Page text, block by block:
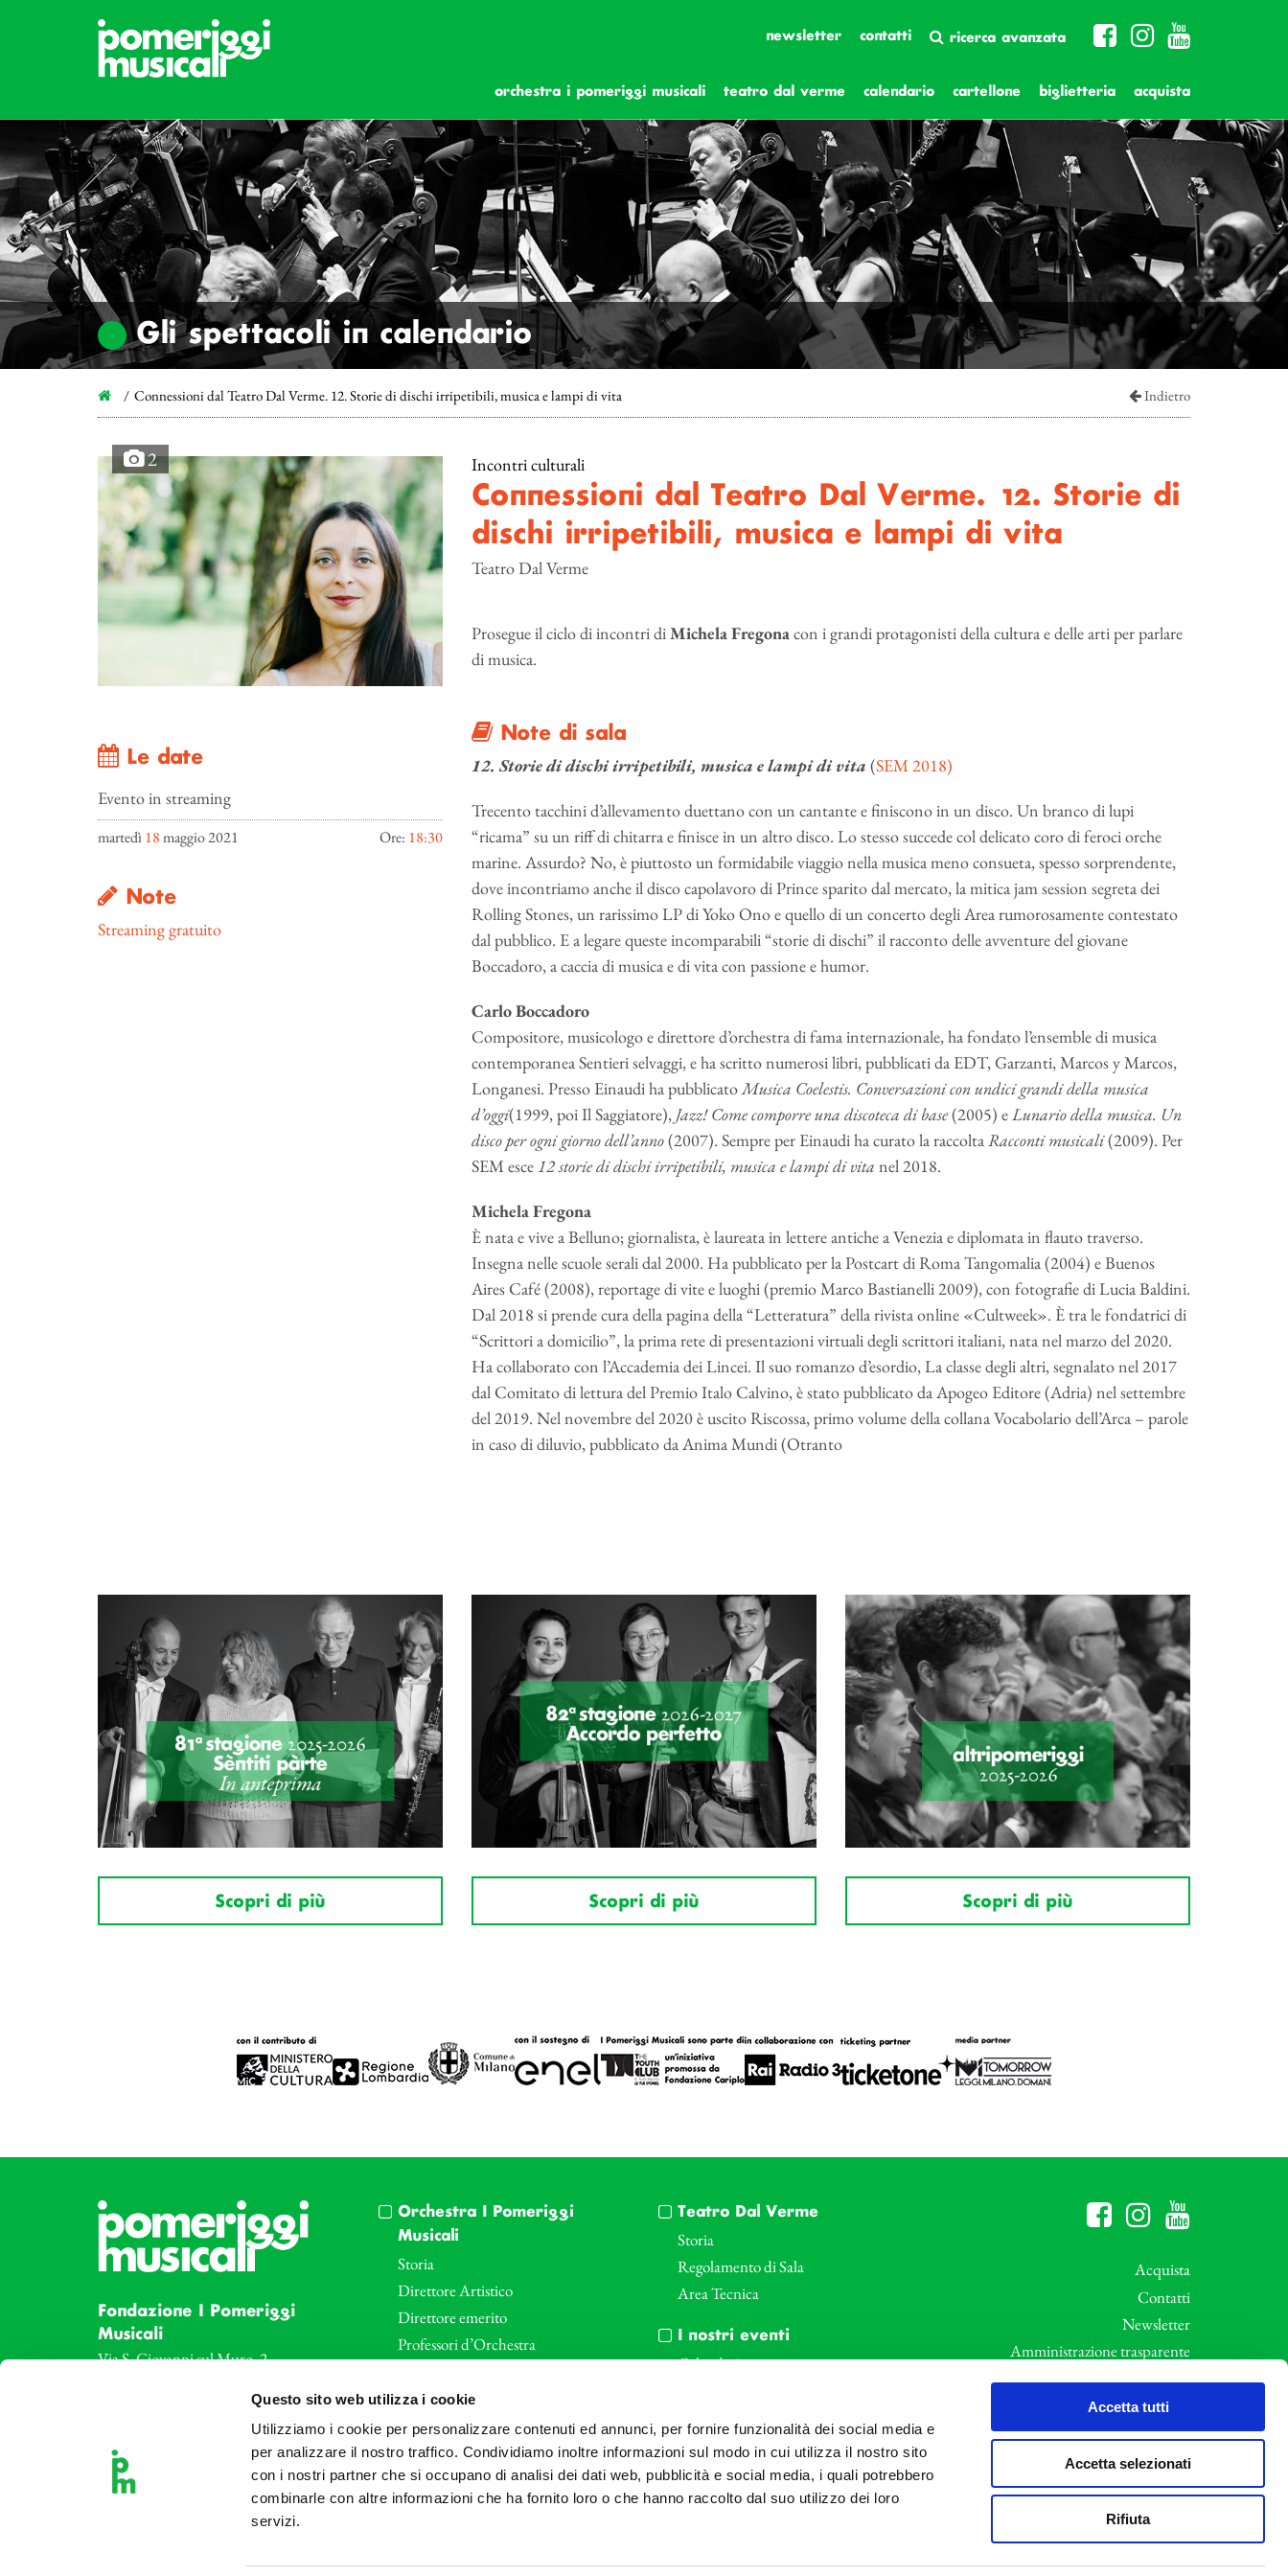
Questo sito web utilizza i cookie
Utilizziamo i cookie per personalizzare contenuti ed annunci, per fornire funzionalità dei social media e
per analizzare il nostro traffico. Condividiamo inoltre informazioni sul modo in cui utilizza il nostro sito
con i nostri partner che si occupano di analisi dei dati web, pubblicità e social media, i quali potrebbero
combinarle con altre informazioni che ha fornito loro o che hanno raccolto dal suo utilizzo dei loro
servizi.
Accetta tutti
Accetta selezionati
Rifiuta
newsletter contatti ricerca avanzata
orchestra i pomeriggi musicali teatro dal verme calendario cartellone biglietteria acquista
Gli spettacoli in calendario
Connessioni dal Teatro Dal Verme. 12. Storie di dischi irripetibili, musica e lampi di vita Indietro
2
Le date
Evento in streaming
martedì18maggio 2021 Ore: 18:30
Note
Streaming gratuito
Incontri culturali
Connessioni dal Teatro Dal Verme. 12. Storie di
dischi irripetibili, musica e lampi di vita
Teatro Dal Verme
Prosegue il ciclo di incontri diMichela Fregonacon i grandi protagonisti della cultura e delle arti per parlare
di musica.
Note di sala
12. Storie di dischi irripetibili, musica e lampi di vita (SEM 2018)
Trecento tacchini d’allevamento duettano con un cantante e finiscono in un disco. Un branco di lupi
“ricama” su un riff di chitarra e finisce in un altro disco. Lo stesso succede col delicato coro di feroci orche
marine. Assurdo? No, è piuttosto un formidabile viaggio nella musica meno consueta, spesso sorprendente,
dove incontriamo anche il disco capolavoro di Prince sparito dal mercato, la mitica jam session segreta dei
Rolling Stones, un rarissimo LP di Yoko Ono e quello di un concerto degli Area rumorosamente contestato
dal pubblico. E a legare queste incomparabili “storie di dischi” il racconto delle avventure del giovane
Boccadoro, a caccia di musica e di vita con passione e humor.
Carlo Boccadoro
Compositore, musicologo e direttore d’orchestra di fama internazionale, ha fondato l’ensemble di musica
contemporanea Sentieri selvaggi, e ha scritto numerosi libri, pubblicati da EDT, Garzanti, Marcos y Marcos,
Longanesi. Presso Einaudi ha pubblicatoMusica Coelestis. Conversazioni con undici grandi della musica
d’oggi(1999, poi Il Saggiatore), Jazz! Come comporre una discoteca di base(2005) eLunario della musica. Un
disco per ogni giorno dell’anno(2007). Sempre per Einaudi ha curato la raccoltaRacconti musicali(2009). Per
SEM esce 12 storie di dischi irripetibili, musica e lampi di vita nel 2018.
Michela Fregona
È nata e vive a Belluno; giornalista, è laureata in lettere antiche a Venezia e diplomata in flauto traverso.
Insegna nelle scuole serali dal 2000. Ha pubblicato per la Postcart di Roma Tangomalia (2004) e Buenos
Aires Café (2008), reportage di vite e luoghi (premio Marco Bastianelli 2009), con fotografie di Lucia Baldini.
Dal 2018 si prende cura della pagina della “Letteratura” della rivista online «Cultweek». È tra le fondatrici di
“Scrittori a domicilio”, la prima rete di presentazioni virtuali degli scrittori italiani, nata nel marzo del 2020.
Ha collaborato con l’Accademia dei Lincei. Il suo romanzo d’esordio, La classe degli altri, segnalato nel 2017
dal Comitato di lettura del Premio Italo Calvino, è stato pubblicato da Apogeo Editore (Adria) nel settembre
del 2019. Nel novembre del 2020 è uscito Riscossa, primo volume della collana Vocabolario dell’Arca – parole
in caso di diluvio, pubblicato da Anima Mundi (Otranto
Scopri di più Scopri di più Scopri di più
Fondazione I Pomeriggi
Musicali
Via S. Giovanni sul Muro, 2
Tel: +39 02 87905
Teatro Dal Verme
Via S. Giovanni sul Muro, 2
Orchestra I Pomeriggi
Musicali
Storia
Direttore Artistico
Direttore emerito
Professori d’Orchestra
Le sale
Art Bonus
Teatro Dal Verme
Storia
Regolamento di Sala
Area Tecnica
I nostri eventi
Calendario
Biglietteria
Archivio Fotografico
Acquista
Contatti
Newsletter
Amministrazione trasparente
Whistleblowing
Privacy e Cookie Policy
Informative Privacy
Area riservata
Credits